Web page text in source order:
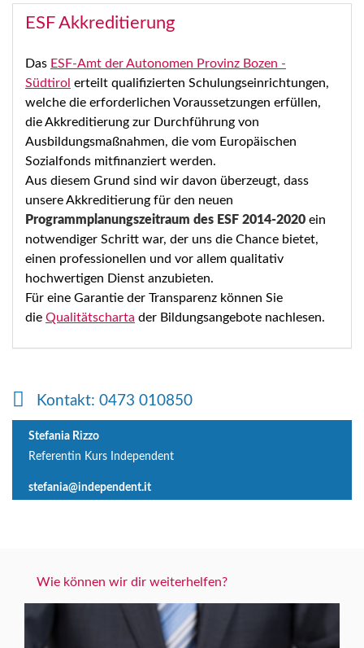
ESF Akkreditierung
Das ESF-Amt der Autonomen Provinz Bozen -
Südtirol erteilt qualifizierten Schulungseinrichtungen,
welche die erforderlichen Voraussetzungen erfüllen,
die Akkreditierung zur Durchführung von
Ausbildungsmaßnahmen, die vom Europäischen
Sozialfonds mitfinanziert werden.
Aus diesem Grund sind wir davon überzeugt, dass
unsere Akkreditierung für den neuen
Programmplanungszeitraum des ESF 2014-2020 ein
notwendiger Schritt war, der uns die Chance bietet,
einen professionellen und vor allem qualitativ
hochwertigen Dienst anzubieten.
Für eine Garantie der Transparenz können Sie
die Qualitätscharta der Bildungsangebote nachlesen.
Kontakt: 0473 010850
Stefania Rizzo
Referentin Kurs Independent
stefania@independent.it
Wie können wir dir weiterhelfen?